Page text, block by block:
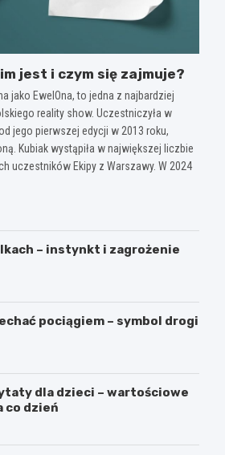
jest i czym się zajmuje?
jako EwelOna, to jedna z najbardziej
reality show. Uczestniczyła w
jego pierwszej edycji w 2013 roku,
Kubiak wystąpiła w największej liczbie
uczestników Ekipy z Warszawy. W 2024
– instynkt i zagrożenie
pociągiem – symbol drogi
dla dzieci – wartościowe
co dzień